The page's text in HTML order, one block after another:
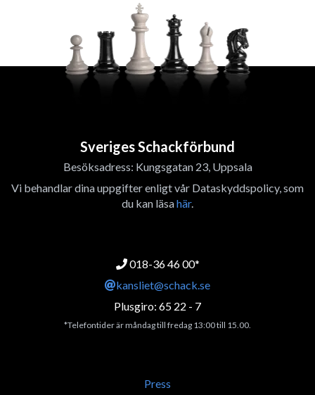
Sveriges Schackförbund
Besöksadress: Kungsgatan 23, Uppsala
Vi behandlar dina uppgifter enligt vår Dataskyddspolicy, som
du kan läsahär.
018-36 46 00*
kansliet@schack.se
Plusgiro: 65 22 - 7
*Telefontider är måndag till fredag 13:00 till 15.00.
Press